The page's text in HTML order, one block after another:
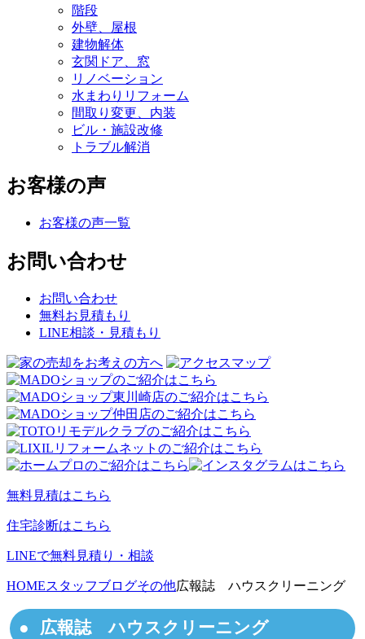
階段
外壁、屋根
建物解体
玄関ドア、窓
リノベーション
水まわりリフォーム
間取り変更、内装
ビル・施設改修
トラブル解消
お客様の声
お客様の声一覧
お問い合わせ
お問い合わせ
無料お見積もり
LINE相談・見積もり
無料見積はこちら
住宅診断はこちら
LINEで無料見積り・相談
HOMEスタッフブログその他広報誌 ハウスクリーニング
広報誌 ハウスクリーニング